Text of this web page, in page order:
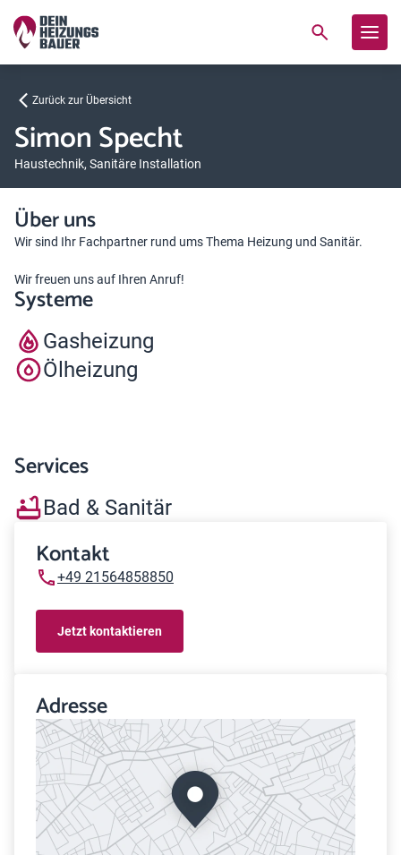
Zurück zur Übersicht
Simon Specht
Haustechnik, Sanitäre Installation
Über uns
Wir sind Ihr Fachpartner rund ums Thema Heizung und Sanitär.
Wir freuen uns auf Ihren Anruf!
Systeme
Gasheizung
Ölheizung
Services
Bad & Sanitär
Kontakt
+49 21564858850
Jetzt kontaktieren
Adresse